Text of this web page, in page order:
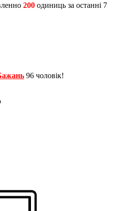
200 одиниць за останні 7
96 чоловік!